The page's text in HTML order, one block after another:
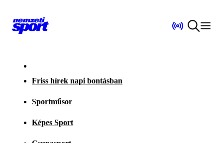
Friss hírek napi bontásban
Sportműsor
Képes Sport